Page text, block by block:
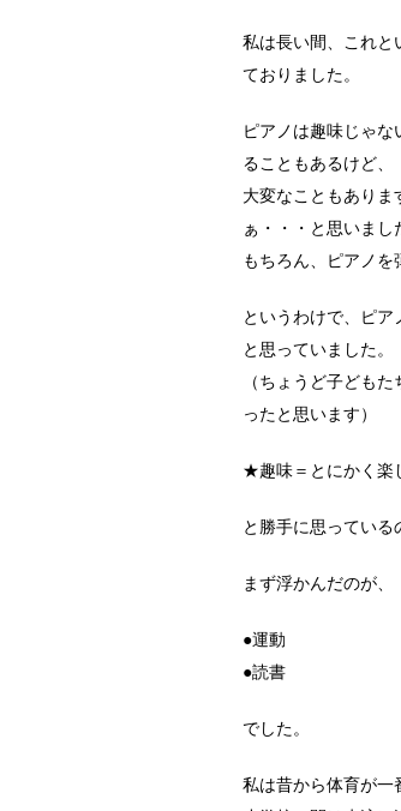
私は長い間、これと
ておりました。
ピアノは趣味じゃ
ることもあるけど、
大変なこともありま
ぁ・・・と思いまし
もちろん、ピアノを
というわけで、ピ
と思っていました。
（ちょうど子ども
ったと思います）
★趣味＝とにかく楽
と勝手に思っている
まず浮かんだのが、
●運動
●読書
でした。
私は昔から体育が一